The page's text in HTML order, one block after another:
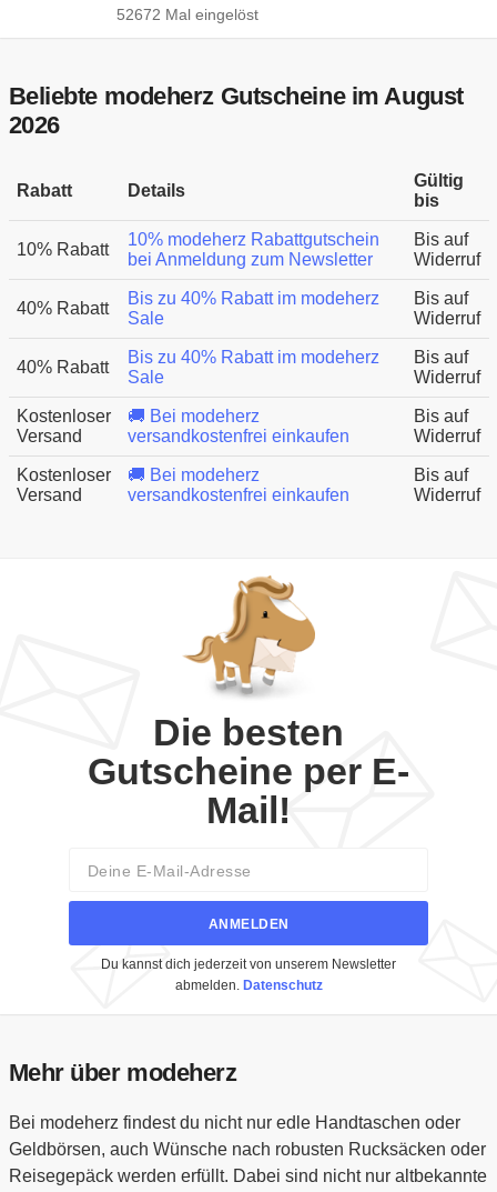
52672 Mal eingelöst
Beliebte modeherz Gutscheine im August
2026
Rabatt Details
Gültig
bis
10% Rabatt
10% modeherz Rabattgutschein
bei Anmeldung zum Newsletter
Bis auf
Widerruf
40% Rabatt
Bis zu 40% Rabatt im modeherz
Sale
Bis auf
Widerruf
40% Rabatt
Bis zu 40% Rabatt im modeherz
Sale
Bis auf
Widerruf
Kostenloser
Versand
🚚 Bei modeherz
versandkostenfrei einkaufen
Bis auf
Widerruf
Kostenloser
Versand
🚚 Bei modeherz
versandkostenfrei einkaufen
Bis auf
Widerruf
Die besten
Gutscheine per E-
Mail!
ANMELDEN
Du kannst dich jederzeit von unserem Newsletter
abmelden. Datenschutz
Mehr über modeherz
Bei modeherz findest du nicht nur edle Handtaschen oder
Geldbörsen, auch Wünsche nach robusten Rucksäcken oder
Reisegepäck werden erfüllt. Dabei sind nicht nur altbekannte